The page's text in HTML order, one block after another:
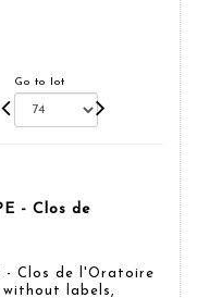
Go to lot
- Clos de
- Clos de l'Oratoire
without labels,